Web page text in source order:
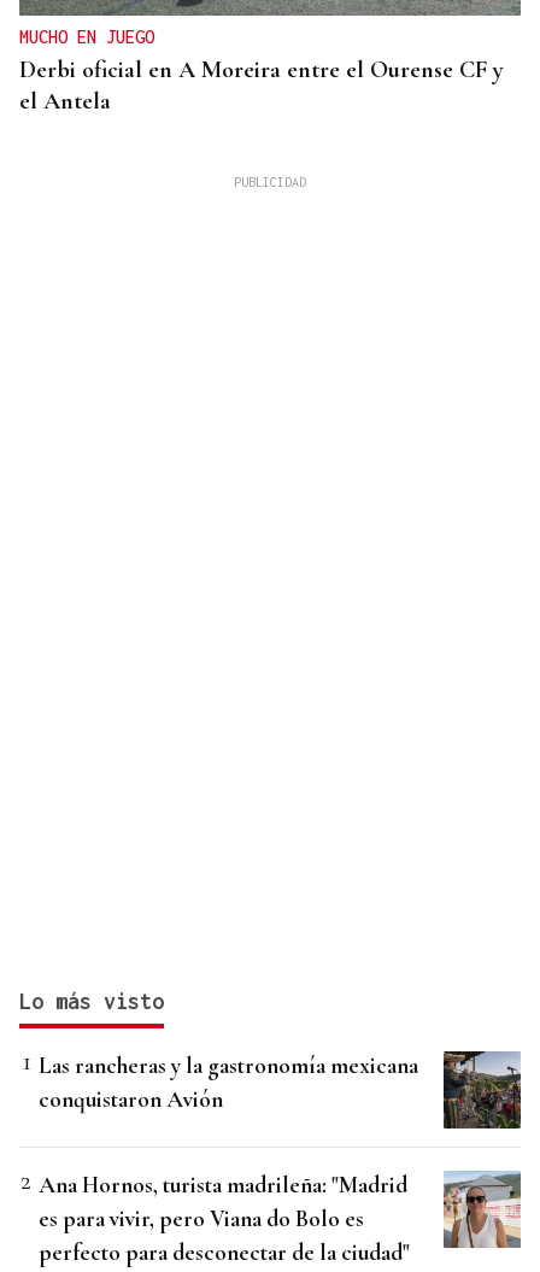
MUCHO EN JUEGO
Derbi oficial en A Moreira entre el Ourense CF y
el Antela
Lo más visto
Las rancheras y la gastronomía mexicana
conquistaron Avión
Ana Hornos, turista madrileña: "Madrid
es para vivir, pero Viana do Bolo es
perfecto para desconectar de la ciudad"